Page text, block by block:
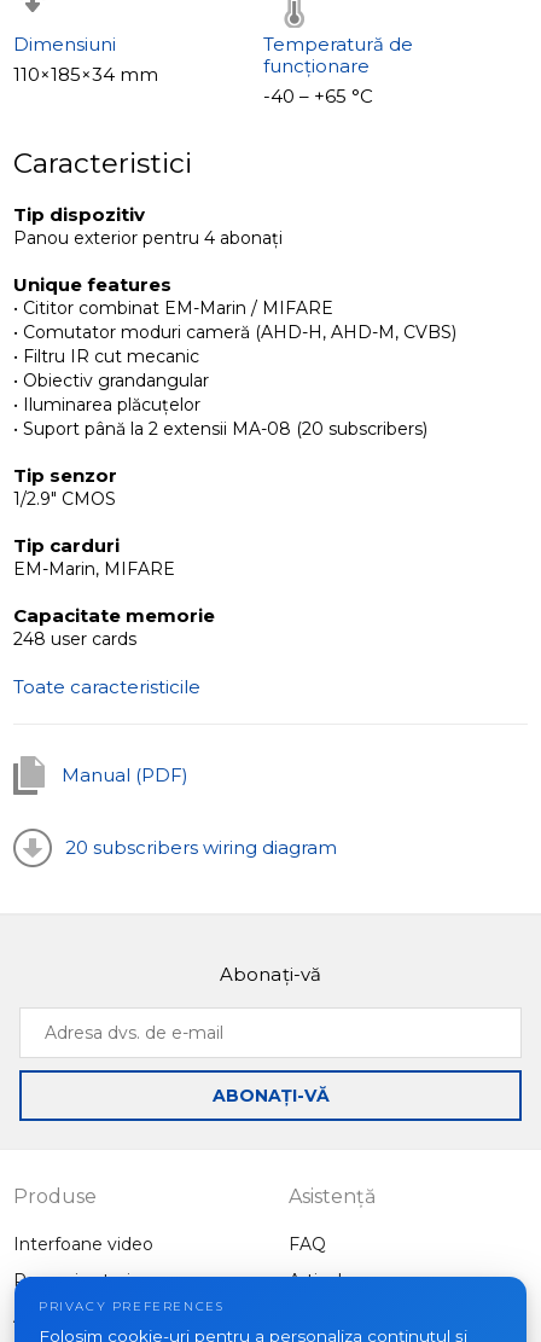
Dimensiuni
110×185×34 mm
Temperatură de
funcționare
-40 – +65 °С
Caracteristici
Tip dispozitiv
Panou exterior pentru 4 abonați
Unique features
• Cititor combinat EM-Marin / MIFARE
• Comutator moduri cameră (AHD-H, AHD-M, CVBS)
• Filtru IR cut mecanic
• Obiectiv grandangular
• Iluminarea plăcuțelor
• Suport până la 2 extensii MA-08 (20 subscribers)
Tip senzor
1/2.9" CMOS
Tip carduri
EM-Marin, MIFARE
Capacitate memorie
248 user cards
Toate caracteristicile
Manual (PDF)
20 subscribers wiring diagram
Abonați-vă
Adresa
dvs.
de
mail
ABONAȚI-VĂ
Produse
Interfoane video
Panouri exterioare
Alte echipamente
Asistență
FAQ
Articole
PRIVACY PREFERENCES
Folosim cookie-uri pentru a personaliza conținutul și